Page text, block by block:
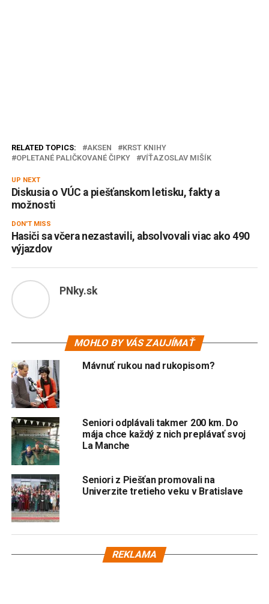
RELATED TOPICS: AKSEN
KRST KNIHY
OPLETANÉ PALIČKOVANÉ ČIPKY
VÍŤAZOSLAV MIŠÍK
UP NEXT
Diskusia o VÚC a piešťanskom letisku, fakty a
možnosti
DON'T MISS
Hasiči sa včera nezastavili, absolvovali viac ako 490
výjazdov
PNky.sk
MOHLO BY VÁS ZAUJÍMAŤ
Mávnuť rukou nad rukopisom?
Seniori odplávali takmer 200 km. Do
mája chce každý z nich preplávať svoj
La Manche
Seniori z Piešťan promovali na
Univerzite tretieho veku v Bratislave
REKLAMA